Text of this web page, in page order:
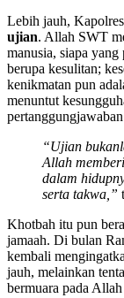
Lebih jauh,
ujian. Allah SWT
manusia, siapa
berupa kesulitan;
kenikmatan pun
menuntut
“Ujian
Allah
dalam
serta takwa,”
Khotbah itu pun
jamaah. Di bulan
kembali
jauh, melainkan
bermuara pada